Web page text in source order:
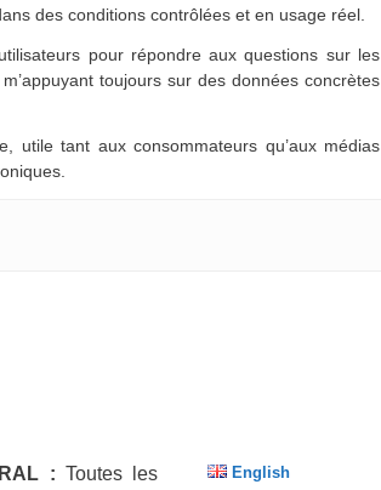
des conditions contrôlées et en usage réel.
pour répondre aux questions sur les
toujours sur des données concrètes
tant aux consommateurs qu’aux médias
: Toutes les
English